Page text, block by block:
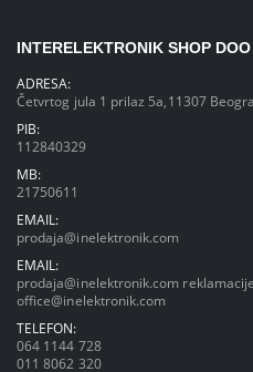
INTERELEKTRONIK SHOP DOO
ADRESA:
Četvrtog jula 1 prilaz 5a,11307
PIB:
112840329
MB:
21750611
EMAIL:
prodaja@inelektronik.com
EMAIL:
prodaja@inelektronik.com
office@inelektronik.com
TELEFON:
064 1144 728
011 8062 320